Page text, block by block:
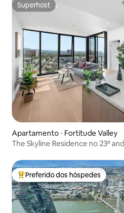
Superhost
Superhost
Apartamento ⋅ Fortitude Valley
The Skyline Residence no 23º
Entre os melhores preferidos
Preferido dos hóspedes